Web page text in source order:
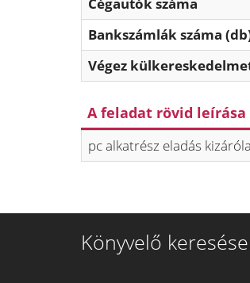
Bankszámlák száma
Végez
A feladat rövid leírása
pc alkatrész eladás
Könyvelő